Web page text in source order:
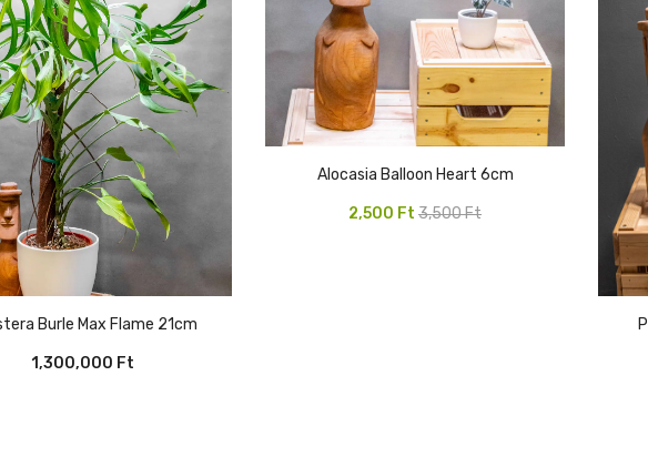
Burle Max Flame 21cm
1,300,000 Ft
Alocasia Balloon Heart 6cm
3,500Ft
Original
2,500 FtCurrent